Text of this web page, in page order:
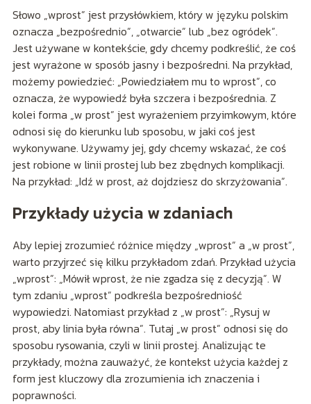
Słowo „wprost” jest przysłówkiem, który w języku polskim
oznacza „bezpośrednio”, „otwarcie” lub „bez ogródek”.
Jest używane w kontekście, gdy chcemy podkreślić, że coś
jest wyrażone w sposób jasny i bezpośredni. Na przykład,
możemy powiedzieć: „Powiedziałem mu to wprost”, co
oznacza, że wypowiedź była szczera i bezpośrednia. Z
kolei forma „w prost” jest wyrażeniem przyimkowym, które
odnosi się do kierunku lub sposobu, w jaki coś jest
wykonywane. Używamy jej, gdy chcemy wskazać, że coś
jest robione w linii prostej lub bez zbędnych komplikacji.
Na przykład: „Idź w prost, aż dojdziesz do skrzyżowania”.
Przykłady użycia w zdaniach
Aby lepiej zrozumieć różnice między „wprost” a „w prost”,
warto przyjrzeć się kilku przykładom zdań. Przykład użycia
„wprost”: „Mówił wprost, że nie zgadza się z decyzją”. W
tym zdaniu „wprost” podkreśla bezpośredniość
wypowiedzi. Natomiast przykład z „w prost”: „Rysuj w
prost, aby linia była równa”. Tutaj „w prost” odnosi się do
sposobu rysowania, czyli w linii prostej. Analizując te
przykłady, można zauważyć, że kontekst użycia każdej z
form jest kluczowy dla zrozumienia ich znaczenia i
poprawności.